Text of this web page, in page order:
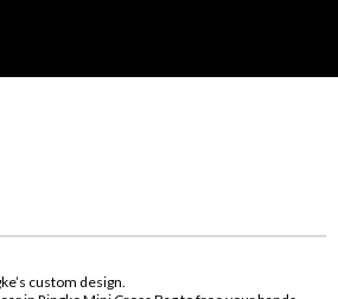
custom design.